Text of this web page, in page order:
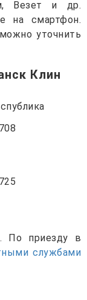
Везет и др.
на смартфон.
уточнить
Клин
. По приезду в
службами